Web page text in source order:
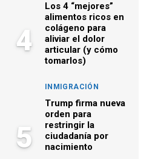
4
Los 4 “mejores”
alimentos ricos en
colágeno para
aliviar el dolor
articular (y cómo
tomarlos)
5
INMIGRACIÓN
Trump firma nueva
orden para
restringir la
ciudadanía por
nacimiento